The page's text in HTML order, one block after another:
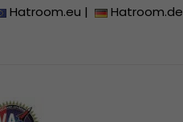
Hatroom.eu | Hatroom.de